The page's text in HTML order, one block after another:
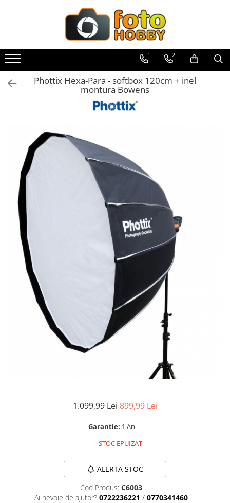
Aparate Foto
Aparate Foto Mirrorless
Aparate Foto DSLR
Aparate foto pe film
Cursuri foto
Obiective foto si accesorii
Obiective Mirorless
Obiective DSLR
Huse si tocuri protectie obiective
Obiective Cinematice
Parasolare
Teleconvertoare
Adaptoare montura / baioneta
Capace obiectiv si camera
Inele Macro
Inele reductii obiective
Blitz-uri circulare (Macro)
Adaptoare stativ port umbrela si
1 2
Phottix Hexa-Para - softbox 120cm + inel
montura Bowens
1.099,99 Lei 899,99 Lei
Garantie: 1 An
STOC EPUIZAT
ALERTA STOC
Cod Produs: C6003
Ai nevoie de ajutor? 0722236221 / 0770341460